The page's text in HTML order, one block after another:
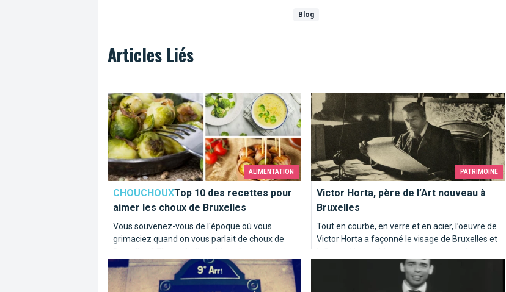
Blog
Articles Liés
ALIMENTATION
CHOUCHOUXTop 10 des recettes pour
aimer les choux de Bruxelles
Vous souvenez-vous de l'époque où vous
grimaciez quand on vous parlait de choux de
Bruxelles ? Elle est belle et bien révolue pour la
plupart d'entre vous ! Chez Brusselslife, ces
recettes nous mettent déjà l'eau à la bouche !
Top 10 des recettes pour aimer les choux de Bruxelles
PATRIMOINE
Victor Horta, père de l’Art nouveau à
Bruxelles
Tout en courbe, en verre et en acier, l’oeuvre de
Victor Horta a façonné le visage de Bruxelles et
influencé les architectes du monde entier.
Victor Horta, père de l’Art nouveau à Bruxelles
Paris, c’est Bruxelles : la preuve ! Ils chantent Bruxelles